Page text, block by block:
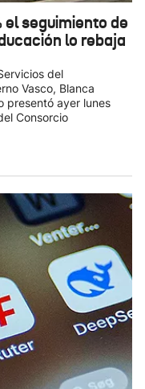
seguimiento de
lo rebaja
del
Vasco, Blanca
presentó ayer lunes
Consorcio